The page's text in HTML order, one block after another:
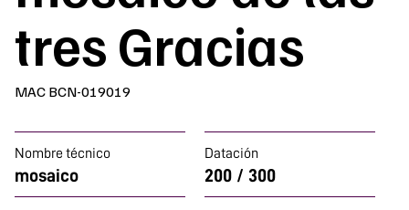
tres Gracias
MAC BCN-019019
Nombre técnico
mosaico
Datación
200 / 300